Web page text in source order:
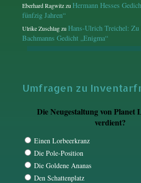
Eberhard RagwitzzuHermann Hesses
fünfzig Jahren“
Ulrike ZuschlagzuHans-Ulrich Treichel: Zu
Bachmanns Gedicht „Enigma“
Umfragen zu
Die Neugestaltung von Planet
verdient?
Einen Lorbeerkranz
Die Pole-Position
Die Goldene Ananas
Den Schattenplatz